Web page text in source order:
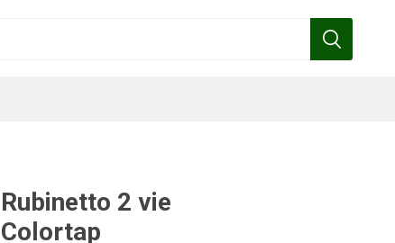
Benza
Rubinetto 2 vie
Colortap